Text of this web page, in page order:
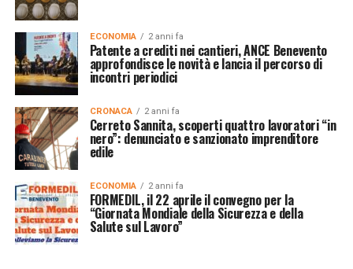
ECONOMIA 2 anni fa
Patente a crediti nei cantieri, ANCE Benevento
approfondisce le novità e lancia il percorso di
incontri periodici
CRONACA 2 anni fa
Cerreto Sannita, scoperti quattro lavoratori “in
nero”: denunciato e sanzionato imprenditore
edile
ECONOMIA 2 anni fa
FORMEDIL, il 22 aprile il convegno per la
“Giornata Mondiale della Sicurezza e della
Salute sul Lavoro”